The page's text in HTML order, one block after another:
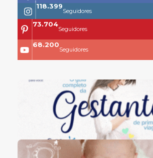
118.399
Seguidores
73.704
Seguidores
68.200
Seguidores